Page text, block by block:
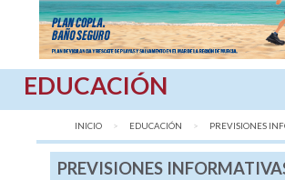
EDUCACIÓN
INICIO EDUCACIÓN AQUÍ:
PREVISIONES
PREVISIONES